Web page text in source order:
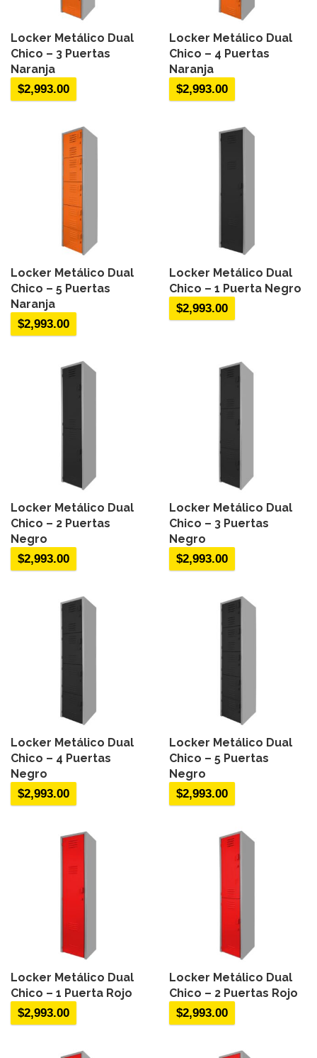
Locker Metálico Dual
Chico – 3 Puertas
Naranja
$2,993.00
Locker Metálico Dual
Chico – 4 Puertas
Naranja
$2,993.00
Locker Metálico Dual
Chico – 5 Puertas
Naranja
$2,993.00
Locker Metálico Dual
Chico – 1 Puerta Negro
$2,993.00
Locker Metálico Dual
Chico – 2 Puertas
Negro
$2,993.00
Locker Metálico Dual
Chico – 3 Puertas
Negro
$2,993.00
Locker Metálico Dual
Chico – 4 Puertas
Negro
$2,993.00
Locker Metálico Dual
Chico – 5 Puertas
Negro
$2,993.00
Locker Metálico Dual
Chico – 1 Puerta Rojo
$2,993.00
Locker Metálico Dual
Chico – 2 Puertas Rojo
$2,993.00